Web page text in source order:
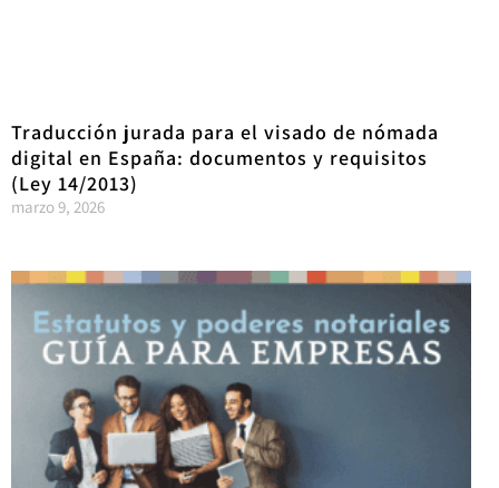
Traducción jurada para el visado de nómada
digital en España: documentos y requisitos
(Ley 14/2013)
marzo 9, 2026